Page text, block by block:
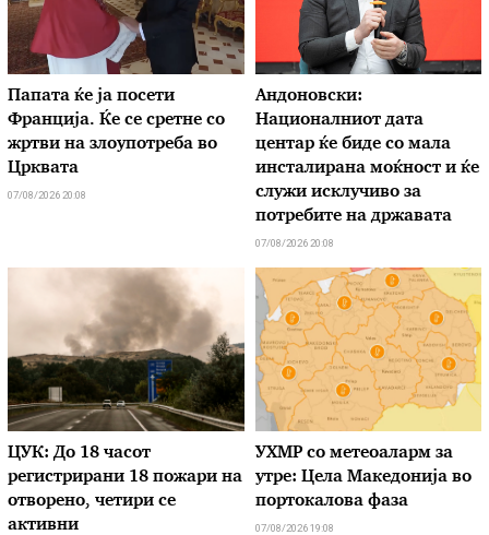
Папата ќе ја посети
Франција. Ќе се сретне со
жртви на злоупотреба во
Црквата
07/08/2026 20:08
Андоновски:
Националниот дата
центар ќе биде со мала
инсталирана моќност и ќе
служи исклучиво за
потребите на државата
07/08/2026 20:08
ЦУК: До 18 часот
регистрирани 18 пожари на
отворено, четири се
активни
УХМР со метеоаларм за
утре: Цела Македонија во
портокалова фаза
07/08/2026 19:08